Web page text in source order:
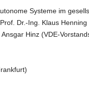
Systeme im
Dr.-Ing. Klaus
Hinz (VDE-